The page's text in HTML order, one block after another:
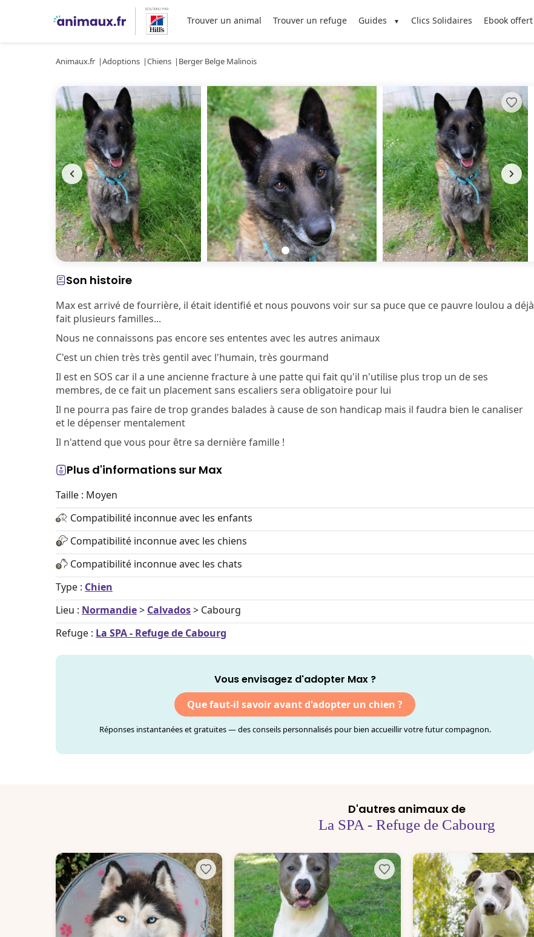
Trouver un animal Trouver un refuge Guides Clics Solidaires Ebook offert
Animaux.fr Adoptions Chiens Berger Belge Malinois
Son histoire
Max est arrivé de fourrière, il était identifié et nous pouvons voir sur sa puce que ce pauvre loulou a déjà
fait plusieurs familles...
Nous ne connaissons pas encore ses ententes avec les autres animaux
C'est un chien très très gentil avec l'humain, très gourmand
Il est en SOS car il a une ancienne fracture à une patte qui fait qu'il n'utilise plus trop un de ses
membres, de ce fait un placement sans escaliers sera obligatoire pour lui
Il ne pourra pas faire de trop grandes balades à cause de son handicap mais il faudra bien le canaliser
et le dépenser mentalement
Il n'attend que vous pour être sa dernière famille !
Plus d'informations sur Max
Taille : Moyen
Compatibilité inconnue avec les enfants
Compatibilité inconnue avec les chiens
Compatibilité inconnue avec les chats
Type : Chien
Lieu : Normandie> Calvados> Cabourg
Refuge : La SPA - Refuge de Cabourg
Vous envisagez d'adopter Max ?
Que faut-il savoir avant d'adopter un chien ?
Réponses instantanées et gratuites — des conseils personnalisés pour bien accueillir votre futur compagnon.
D'autres animaux de
La SPA - Refuge de Cabourg